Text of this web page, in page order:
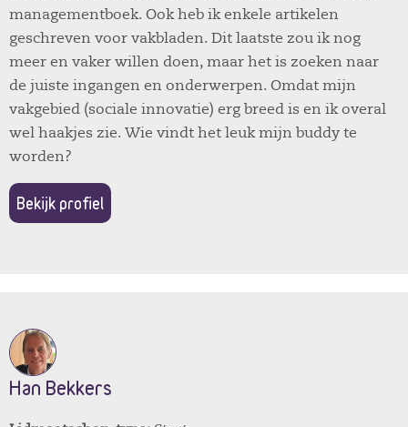
managementboek. Ook heb ik enkele artikelen
geschreven voor vakbladen. Dit laatste zou ik nog
meer en vaker willen doen, maar het is zoeken naar
de juiste ingangen en onderwerpen. Omdat mijn
vakgebied (sociale innovatie) erg breed is en ik overal
wel haakjes zie. Wie vindt het leuk mijn buddy te
worden?
Bekijk profiel
Han Bekkers